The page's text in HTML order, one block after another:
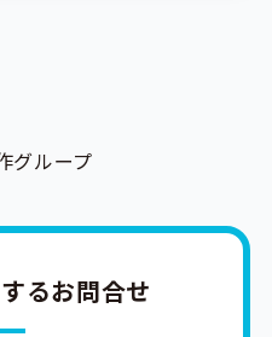
グループ
るお問合せ